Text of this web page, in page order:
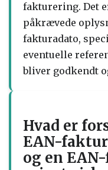
fakturering. Det
påkrævede
fakturadato,
eventuelle
bliver godkendt
Hvad er
EAN-
og en